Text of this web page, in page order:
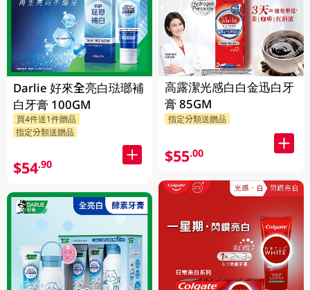
Darlie 好來全亮白琺瑯補
白牙膏 100GM
買4件送1件贈品
指定分類送贈品
$54.90
高露潔光感白白金迅白牙
膏 85GM
指定分類送贈品
$55.00